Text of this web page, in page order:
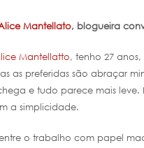
Mantellato, blogueira
Mantellatto, tenho 27
as preferidas são abraçar
e tudo parece mais
a simplicidade.
o trabalho com papel